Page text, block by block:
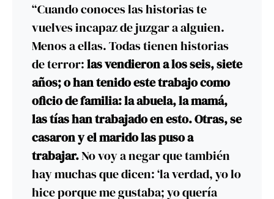
“Cuando conoces las historias te
vuelves incapaz de juzgar a alguien.
Menos a ellas. Todas tienen historias
de terror:las vendieron a los seis, siete
años; o han tenido este trabajo como
oficio de familia: la abuela, la mamá,
las tías han trabajado en esto. Otras, se
casaron y el marido las puso a
trabajar.No voy a negar que también
hay muchas que dicen: ‘la verdad, yo lo
hice porque me gustaba; yo quería